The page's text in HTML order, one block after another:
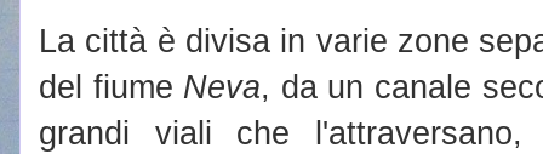
La città è divisa in varie zone
del fiume Neva, da un canale
grandi viali che